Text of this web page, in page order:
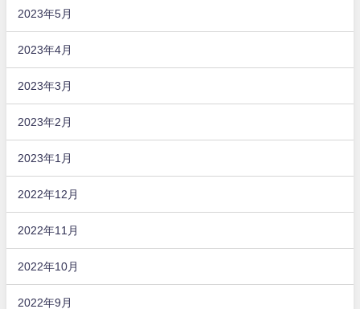
2023年5月
2023年4月
2023年3月
2023年2月
2023年1月
2022年12月
2022年11月
2022年10月
2022年9月